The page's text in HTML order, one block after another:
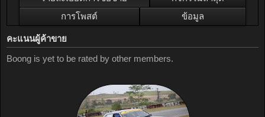
การโพสต์
ข้อมูล
คะแนนผู้ค้าขาย
Boong is yet to be rated by other members.